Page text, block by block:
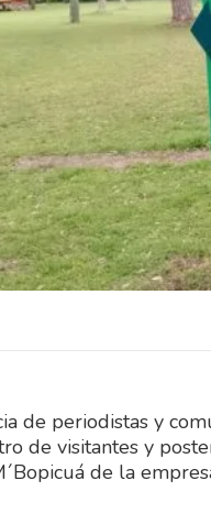
de periodistas y
de visitantes y
de la
El Sindicato
Construcción
sábado una
Niño en Fray…